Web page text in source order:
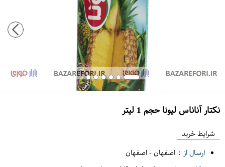
نکتار آناناس لیونا حجم 1 لیتر
شرایط خرید
ارسال از : اصفهان-اصفهان